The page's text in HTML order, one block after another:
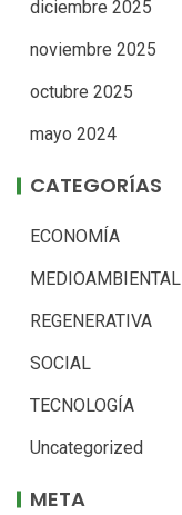
diciembre 2025
noviembre 2025
octubre 2025
mayo 2024
CATEGORÍAS
ECONOMÍA
MEDIOAMBIENTAL
REGENERATIVA
SOCIAL
TECNOLOGÍA
Uncategorized
META